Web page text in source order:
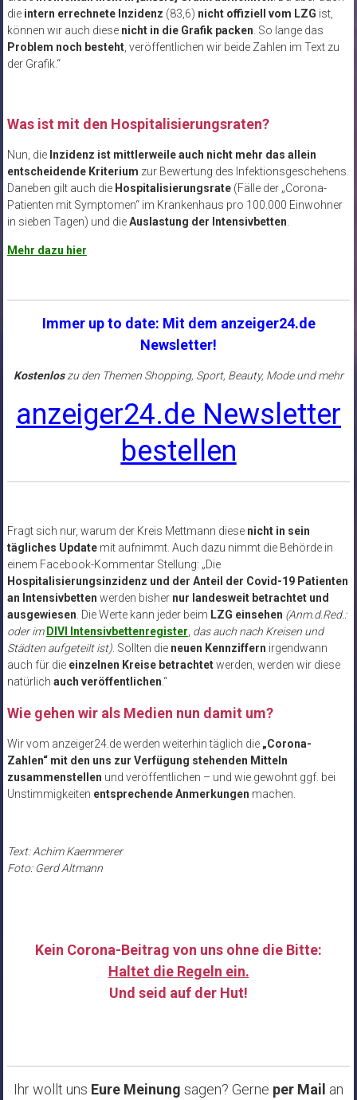
die intern errechnete Inzidenz (83,6) nicht offiziell vom LZG ist,
können wir auch diese nicht in die Grafik packen. So lange das
Problem noch besteht, veröffentlichen wir beide Zahlen im Text zu
der Grafik.“
Was ist mit den Hospitalisierungsraten?
Nun, die Inzidenz ist mittlerweile auch nicht mehr das allein
entscheidende Kriterium zur Bewertung des Infektionsgeschehens.
Daneben gilt auch die Hospitalisierungsrate(Fälle der „Corona-
Patienten mit Symptomen“ im Krankenhaus pro 100.000 Einwohner
in sieben Tagen) und dieAuslastung der Intensivbetten.
Mehr dazu hier
Immer up to date: Mit dem anzeiger24.de
Newsletter!
Kostenloszu den Themen Shopping, Sport, Beauty, Mode und mehr
anzeiger24.de Newsletter
bestellen
Fragt sich nur, warum der Kreis Mettmann diese nicht in sein
tägliches Updatemit aufnimmt. Auch dazu nimmt die Behörde in
einem Facebook-Kommentar Stellung: „Die
Hospitalisierungsinzidenz und der Anteil der Covid-19 Patienten
an Intensivbetten werden bisher nur landesweit betrachtet und
ausgewiesen. Die Werte kann jeder beim LZG einsehen (Anm.d.Red.:
oder im DIVI Intensivbettenregister, das auch nach Kreisen und
Städten aufgeteilt ist). Sollten die neuen Kennziffern irgendwann
auch für die einzelnen Kreise betrachtetwerden, werden wir diese
natürlich auch veröffentlichen.“
Wie gehen wir als Medien nun damit um?
Wir vom anzeiger24.de werden weiterhin täglich die „Corona-
Zahlen“ mit den uns zur Verfügung stehenden Mitteln
zusammenstellen und veröffentlichen – und wie gewohnt ggf. bei
Unstimmigkeiten entsprechende Anmerkungen machen.
Text: Achim Kaemmerer
Foto: Gerd Altmann
Kein Corona-Beitrag von uns ohne die Bitte:
Haltet die Regeln ein.
Und seid auf der Hut!
Ihr wollt uns Eure Meinung sagen? Gerne per Mail an